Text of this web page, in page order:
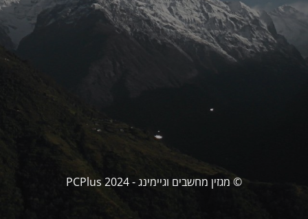
© מגזין מחשבים וגיימינג - PCPlus 2024